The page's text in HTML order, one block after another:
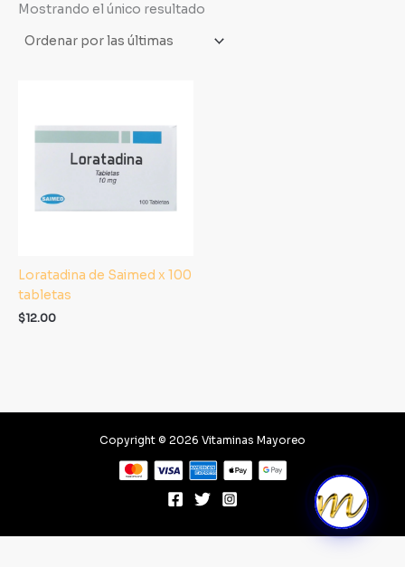
Mostrando el único resultado
Loratadina de Saimed x 100
tabletas
$12.00
Copyright © 2026 Vitaminas Mayoreo